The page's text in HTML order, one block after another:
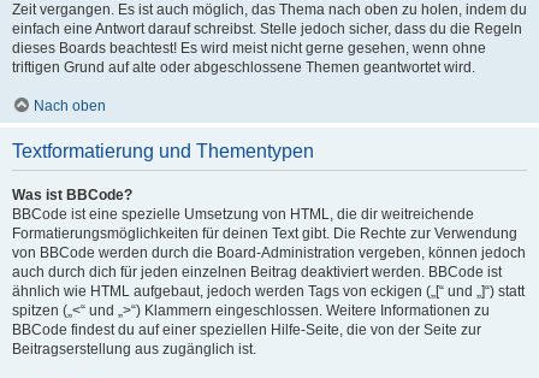
Zeit vergangen. Es ist auch möglich, das Thema nach oben zu holen, indem du
einfach eine Antwort darauf schreibst. Stelle jedoch sicher, dass du die Regeln
dieses Boards beachtest! Es wird meist nicht gerne gesehen, wenn ohne
triftigen Grund auf alte oder abgeschlossene Themen geantwortet wird.
Nach oben
Textformatierung und Thementypen
Was ist BBCode?
BBCode ist eine spezielle Umsetzung von HTML, die dir weitreichende
Formatierungsmöglichkeiten für deinen Text gibt. Die Rechte zur Verwendung
von BBCode werden durch die Board-Administration vergeben, können jedoch
auch durch dich für jeden einzelnen Beitrag deaktiviert werden. BBCode ist
ähnlich wie HTML aufgebaut, jedoch werden Tags von eckigen („[“ und „]“) statt
spitzen („<“ und „>“) Klammern eingeschlossen. Weitere Informationen zu
BBCode findest du auf einer speziellen Hilfe-Seite, die von der Seite zur
Beitragserstellung aus zugänglich ist.